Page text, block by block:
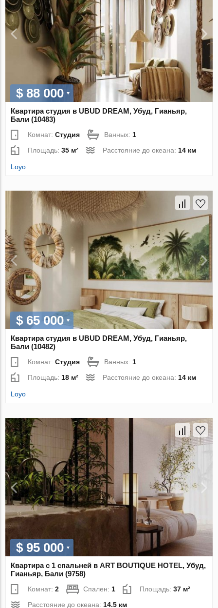
$ 88 000
Квартира студия в UBUD DREAM, Убуд, Гианьяр,
Бали (10483)
Комнат:Студия Ванных:1
Площадь:35 м² Расстояние до океана:14 км
Loyo
$ 65 000
Квартира студия в UBUD DREAM, Убуд, Гианьяр,
Бали (10482)
Комнат:Студия Ванных: 1
Площадь: 18 м² Расстояние до океана: 14 км
Loyo
$ 95 000
Квартира с 1 спальней в ART BOUTIQUE HOTEL, Убуд,
Гианьяр, Бали (9758)
Комнат:2 Спален: 1 Площадь:37 м²
Расстояние до океана: 14.5 км